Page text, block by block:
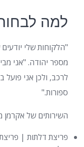
למה
"הלקוחות שלי
מספר יהודה. "אני
לרכב, ולכן אני פועל
ספורות."
השירותים של אקרמן
פריצת דלתות |